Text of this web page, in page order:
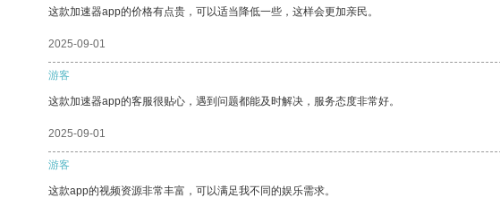
这款加速器app的价格有点贵，可以适当降低一些，这样会更加亲民。
2025-09-01
游客
这款加速器app的客服很贴心，遇到问题都能及时解决，服务态度非常好。
2025-09-01
游客
这款app的视频资源非常丰富，可以满足我不同的娱乐需求。